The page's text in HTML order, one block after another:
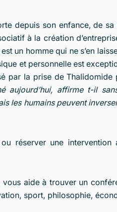
depuis son enfance, de sa
à la création
est un homme qui ne s’en
et personnelle est
par la prise de Thalidomide
aujourd’hui, affirme t-il
les humains peuvent
réserver une intervention
vous aide à trouver un
sport, philosophie,